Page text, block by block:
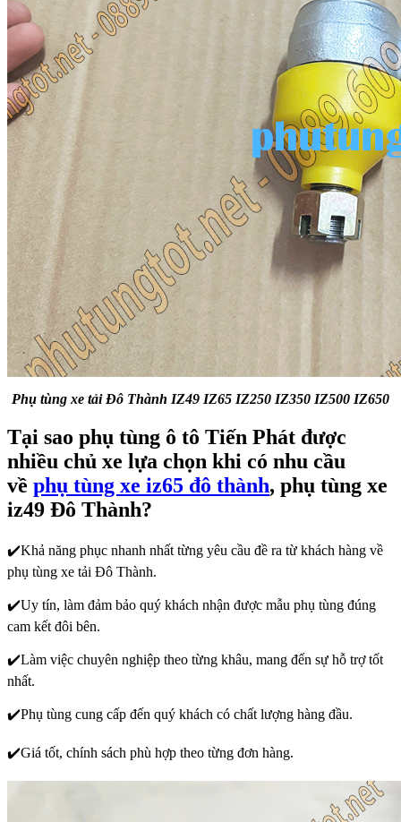
Phụ tùng xe tải Đô Thành IZ49 IZ65 IZ250 IZ350 IZ500 IZ650
Tại sao phụ tùng ô tô Tiến Phát được
nhiều chủ xe lựa chọn khi có nhu cầu
về phụ tùng xe iz65 đô thành, phụ tùng xe
iz49 Đô Thành?
✔️Khả năng phục nhanh nhất từng yêu cầu đề ra từ khách hàng về
phụ tùng xe tải Đô Thành.
✔️Uy tín, làm đảm bảo quý khách nhận được mẫu phụ tùng đúng
cam kết đôi bên.
✔️Làm việc chuyên nghiệp theo từng khâu, mang đến sự hỗ trợ tốt
nhất.
✔️Phụ tùng cung cấp đến quý khách có chất lượng hàng đầu.
✔️Giá tốt, chính sách phù hợp theo từng đơn hàng.